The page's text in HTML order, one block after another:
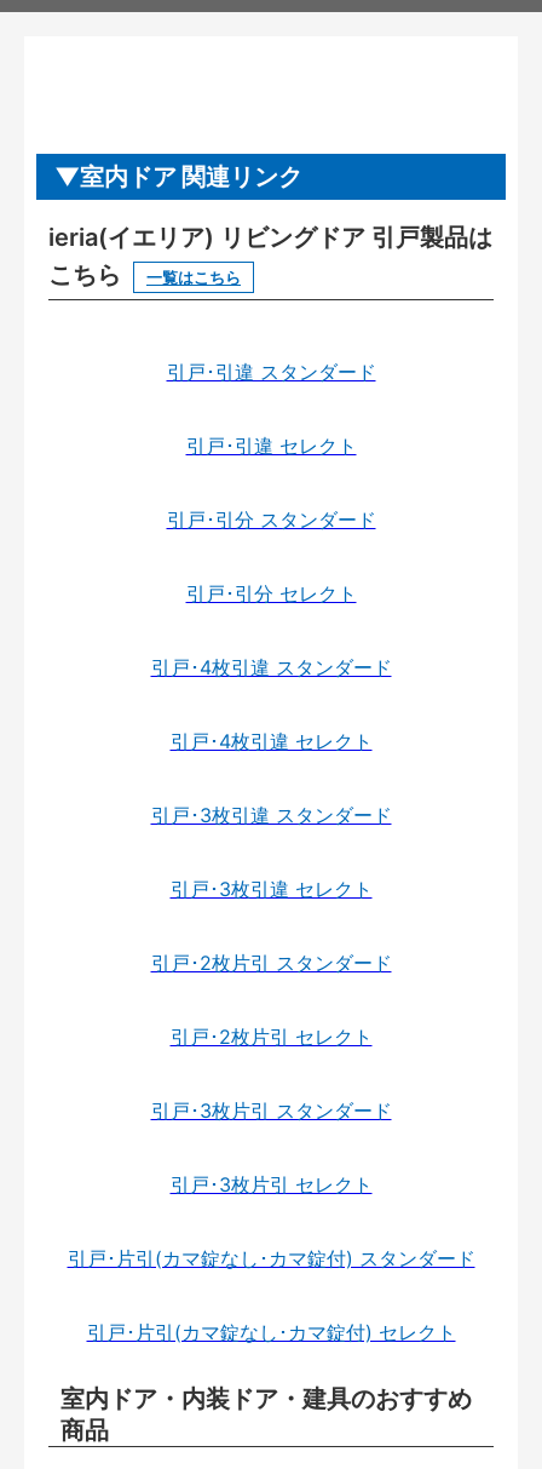
室内ドア 関連リンク
ieria(イエリア) リビングドア 引戸製品は
こちら
一覧はこちら
引戸･引違 スタンダード
引戸･引違 セレクト
引戸･引分 スタンダード
引戸･引分 セレクト
引戸･4枚引違 スタンダード
引戸･4枚引違 セレクト
引戸･3枚引違 スタンダード
引戸･3枚引違 セレクト
引戸･2枚片引 スタンダード
引戸･2枚片引 セレクト
引戸･3枚片引 スタンダード
引戸･3枚片引 セレクト
引戸･片引(カマ錠なし･カマ錠付) スタンダード
引戸･片引(カマ錠なし･カマ錠付) セレクト
室内ドア・内装ドア・建具のおすすめ
商品